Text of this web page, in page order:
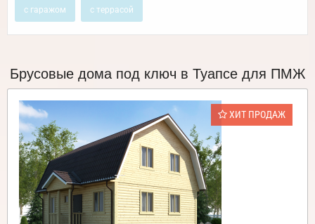
с гаражом с террасой
Брусовые дома под ключ в Туапсе для ПМЖ
ХИТ ПРОДАЖ